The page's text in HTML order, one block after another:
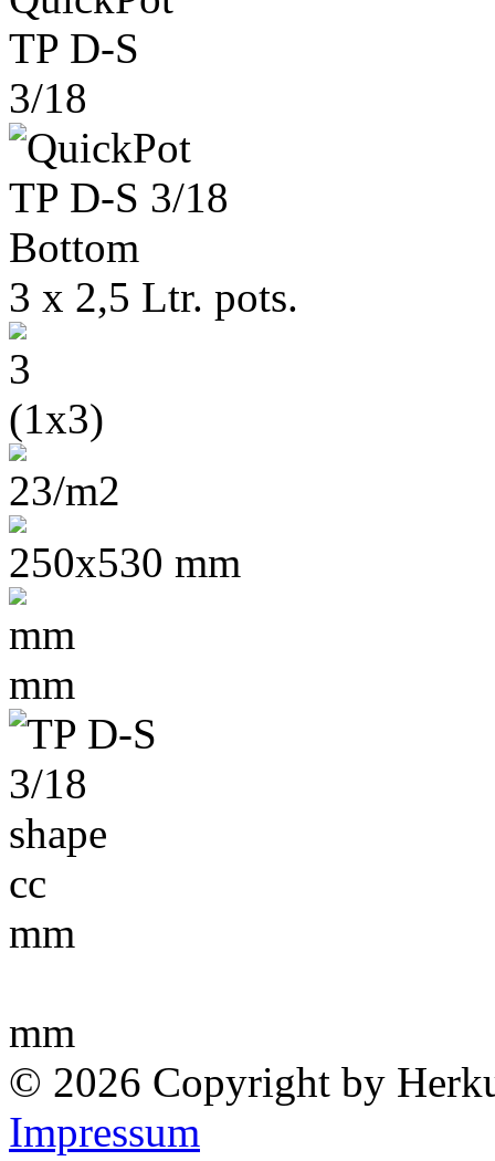
3 x 2,5 Ltr. pots.
3
(1x3)
23/m2
250x530 mm
mm
mm
cc
mm
mm
© 2026 Copyright by
Impressum